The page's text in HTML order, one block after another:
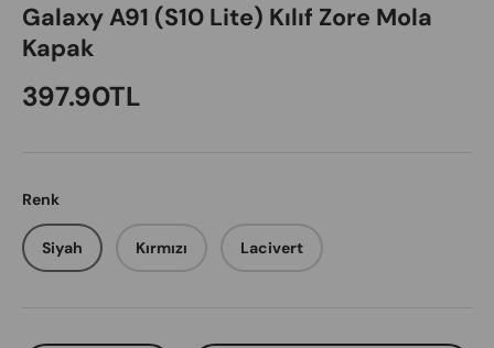
Galaxy A91 (S10 Lite) Kılıf Zore Mola
Kapak
Regular price
397.90TL
Renk
Siyah Kırmızı Lacivert